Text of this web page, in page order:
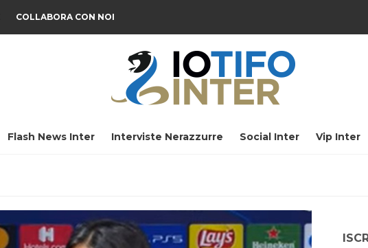
COLLABORA CON NOI
Flash News Inter Interviste Nerazzurre Social Inter Vip Inter